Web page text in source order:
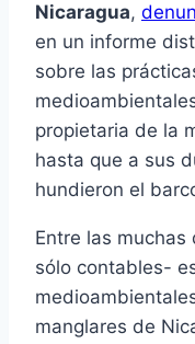
Nicaragua,
en un informe
sobre las
propietaria de la
hasta que a sus
hundieron el
Entre las
sólo contables-
manglares de